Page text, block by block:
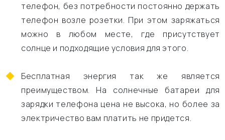
телефон, без потребности постоянно держать
телефон возле розетки. При этом заряжаться
можно в любом месте, где присутствует
солнце и подходящие условия для этого.
Бесплатная энергия так же является
преимуществом. На солнечные батареи для
зарядки телефона цена не высока, но более за
электричество вам платить не придется.